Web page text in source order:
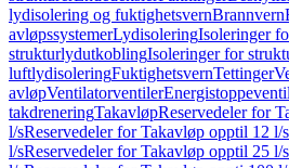
lydisolering og fuktighetsvernBrannvern
avløpssystemerLydisoleringIsoleringer
strukturlydutkoblingIsoleringer for
luftlydisoleringFuktighetsvernTettinger
avløpVentilatorventiler
takdreneringTakavløpReservedeler for
l/sReservedeler for Takavløp opptil 12 l/s
l/sReservedeler for Takavløp opptil 25 l/s